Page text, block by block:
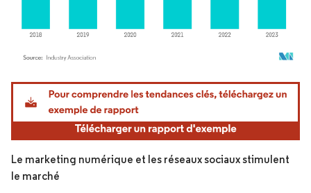
Image © Mordor Intelligence. La réutilisation nécessite une attribution sous CC BY
Le marketing numérique et les réseaux sociaux stimulent
le marché